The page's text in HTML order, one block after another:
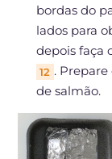
bordas do
lados para
depois faça
12 .
de salmão.